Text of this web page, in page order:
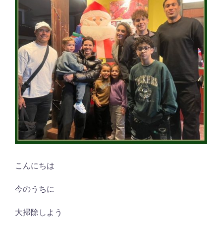
こんにちは
今のうちに
大掃除しよう